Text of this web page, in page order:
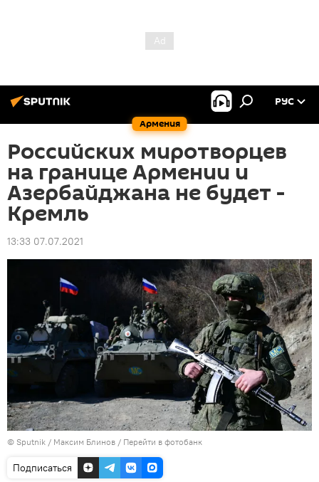
Армения
РУС
Российских миротворцев
на границе Армении и
Азербайджана не будет -
Кремль
13:33 07.07.2021
© Sputnik / Максим Блинов / Перейти в фотобанк
Подписаться